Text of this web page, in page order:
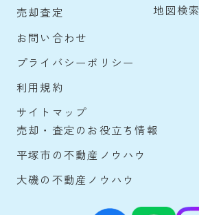
売却査定
お問い合わせ
プライバシーポリシー
利用規約
サイトマップ
地図検索
売却・査定のお役立ち情報
平塚市の不動産ノウハウ
大磯の不動産ノウハウ